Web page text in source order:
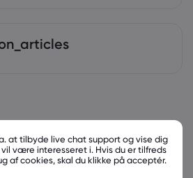
at tilbyde live chat support og vise dig
vil være interesseret i. Hvis du er tilfreds
af cookies, skal du klikke på acceptér.